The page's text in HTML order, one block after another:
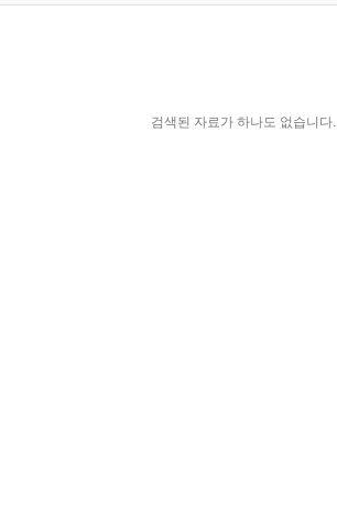
검색된 자료가 하나도 없습니다.